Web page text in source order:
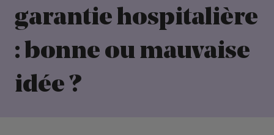
garantie hospitalière
: bonne ou mauvaise
idée ?